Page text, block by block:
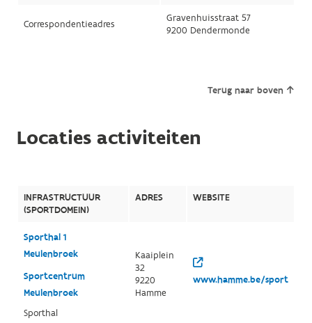
Correspondentieadres
Gravenhuisstraat 57
9200 Dendermonde
Terug naar boven
Locaties activiteiten
INFRASTRUCTUUR
(SPORTDOMEIN)
ADRES WEBSITE
Sporthal 1
Meulenbroek
Sportcentrum
Meulenbroek
Sporthal
Kaaiplein
32
9220
Hamme
www.hamme.be/sport